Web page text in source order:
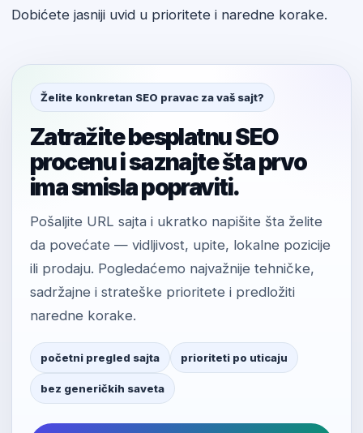
Dobićete jasniji uvid u prioritete i naredne korake.
Želite konkretan SEO pravac za vaš sajt?
Zatražite besplatnu SEO
procenu i saznajte šta prvo
ima smisla popraviti.
Pošaljite URL sajta i ukratko napišite šta želite
da povećate — vidljivost, upite, lokalne pozicije
ili prodaju. Pogledaćemo najvažnije tehničke,
sadržajne i strateške prioritete i predložiti
naredne korake.
početni pregled sajta prioriteti po uticaju
bez generičkih saveta